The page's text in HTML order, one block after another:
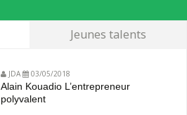
Jeunes talents
JDA 03/05/2018
Alain Kouadio L’entrepreneur
polyvalent